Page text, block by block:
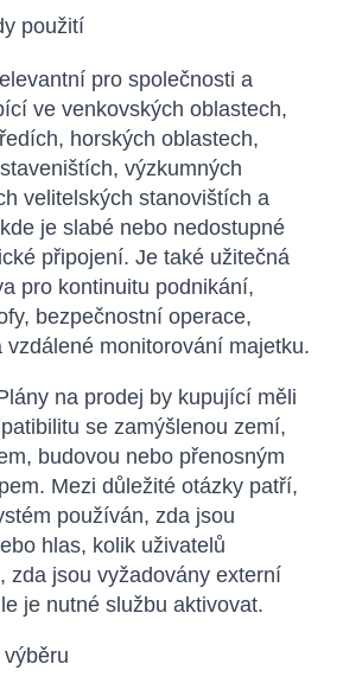
použití
pro společnosti a
ve venkovských oblastech,
horských oblastech,
výzkumných
velitelských stanovištích a
je slabé nebo nedostupné
připojení. Je také užitečná
pro kontinuitu podnikání,
bezpečnostní operace,
vzdálené monitorování majetku.
na prodej by kupující měli
se zamýšlenou zemí,
budovou nebo přenosným
Mezi důležité otázky patří,
používán, zda jsou
hlas, kolik uživatelů
zda jsou vyžadovány externí
je nutné službu aktivovat.